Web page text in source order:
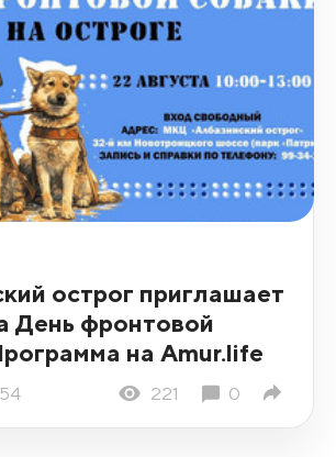
острог приглашает
День фронтовой
на Amur.life
221 0